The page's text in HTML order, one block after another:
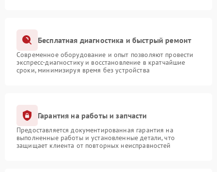
Бесплатная диагностика и быстрый ремонт
Современное оборудование и опыт позволяют провести
экспресс-диагностику и восстановление в кратчайшие
сроки, минимизируя время без устройства
Гарантия на работы и запчасти
Предоставляется документированная гарантия на
выполненные работы и установленные детали, что
защищает клиента от повторных неисправностей